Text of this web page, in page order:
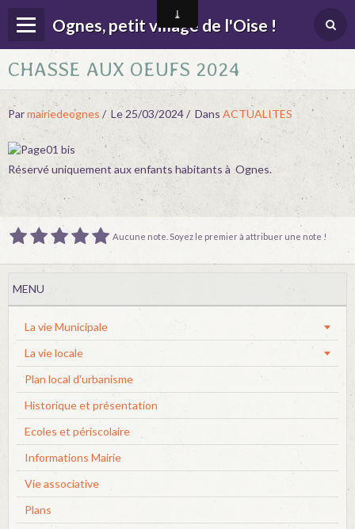
Ognes, petit village de l'Oise !
Page d'accueil
Menu
Contact
Actualités
CHASSE AUX OEUFS 2024
Parmairiedeognes Le 25/03/2024 Dans ACTUALITES
Réservé uniquement aux enfants habitants à Ognes.
Aucune note. Soyez le premier à attribuer une note !
MENU
La vie Municipale
La vie locale
Plan local d'urbanisme
Historique et présentation
Ecoles et périscolaire
Informations Mairie
Vie associative
Plans